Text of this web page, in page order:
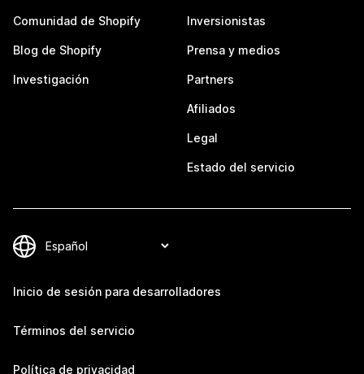
Comunidad de Shopify
Blog de Shopify
Investigación
Inversionistas
Prensa y medios
Partners
Afiliados
Legal
Estado del servicio
Inicio de sesión para desarrolladores
Términos del servicio
Política de privacidad